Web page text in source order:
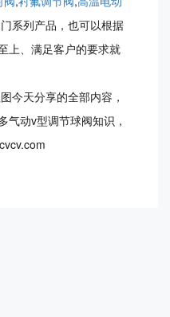
系列产品，也可以根据
上、满足客户的要求就
今天分享的全部内容，
气动v型调节球阀知识，